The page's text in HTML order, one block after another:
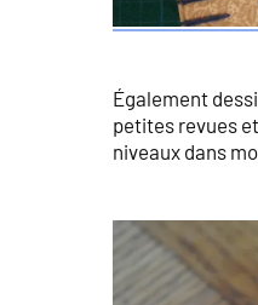
Également
petites revues
niveaux dans